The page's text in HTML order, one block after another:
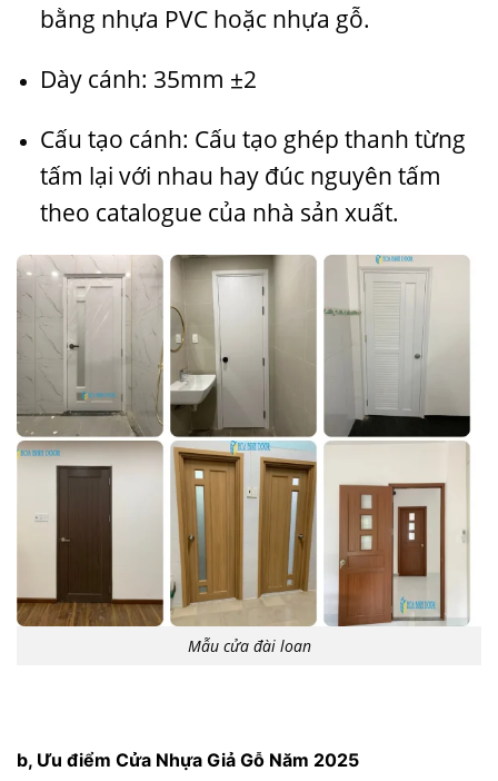
bằng nhựa PVC hoặc nhựa gỗ.
Dày cánh: 35mm ±2
Cấu tạo cánh: Cấu tạo ghép thanh từng
tấm lại với nhau hay đúc nguyên tấm
theo catalogue của nhà sản xuất.
Mẫu cửa đài loan
b, Ưu điểm Cửa Nhựa Giả Gỗ Năm 2025